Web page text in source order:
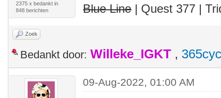
2375 x bedankt in
848 berichten
Blue Line| Quest 377 |
Zoek
Bedankt door: Willeke_IGKT ,
09-Aug-2022, 01:00 AM